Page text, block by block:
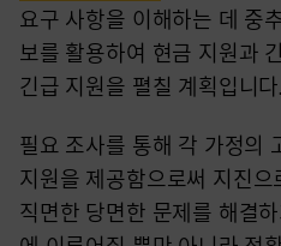
요구 사항을 이해하는 데 중
보를 활용하여 현금 지원과
긴급 지원을 펼칠 계획입니다.
필요 조사를 통해 각 가정의
지원을 제공함으로써 지진
직면한 당면한 문제를 해결